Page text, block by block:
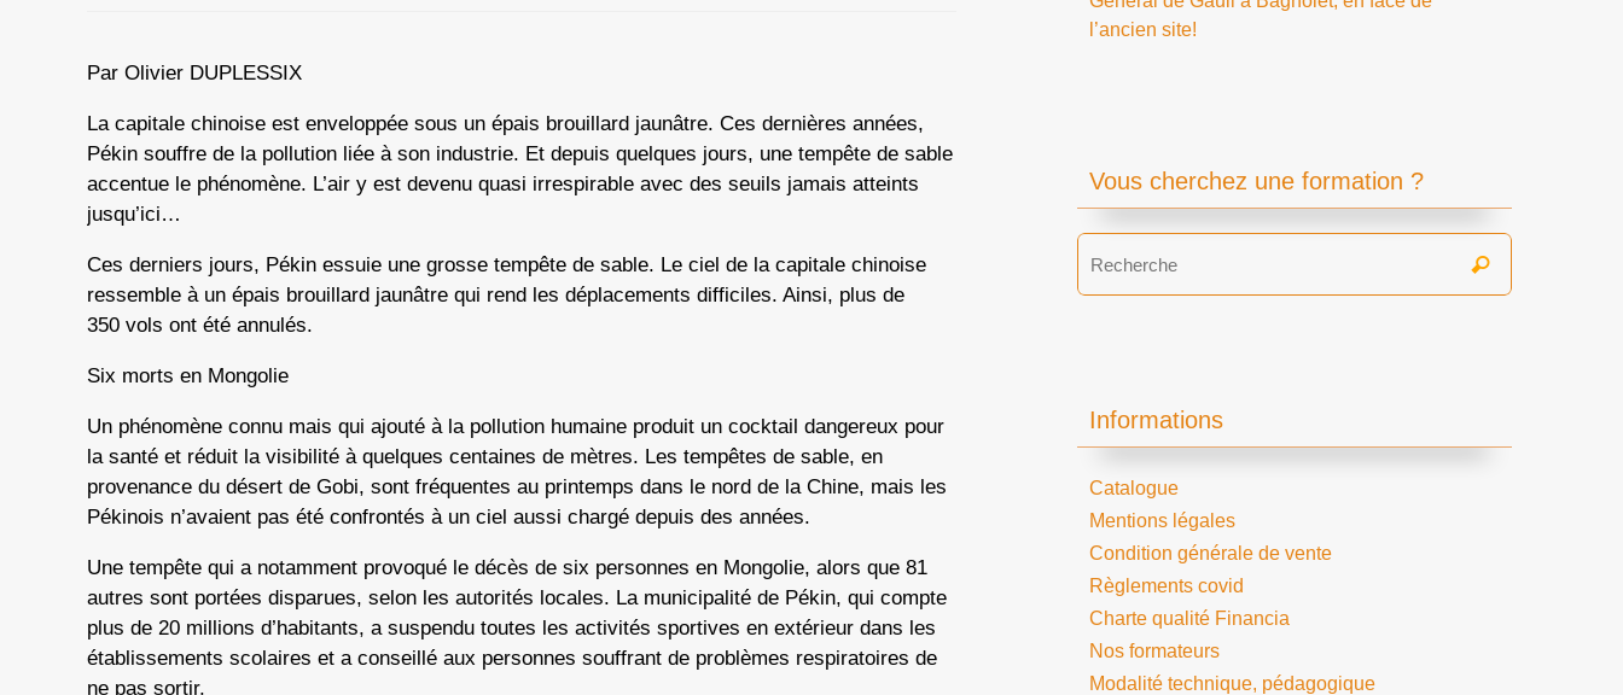
Par Olivier DUPLESSIX
La capitale chinoise est enveloppée sous un épais brouillard jaunâtre. Ces dernières années,
Pékin souffre de la pollution liée à son industrie. Et depuis quelques jours, une tempête de sable
accentue le phénomène. L’air y est devenu quasi irrespirable avec des seuils jamais atteints
jusqu’ici…
Ces derniers jours, Pékin essuie une grosse tempête de sable. Le ciel de la capitale chinoise
ressemble à un épais brouillard jaunâtre qui rend les déplacements difficiles. Ainsi, plus de
350 vols ont été annulés.
Six morts en Mongolie
Un phénomène connu mais qui ajouté à la pollution humaine produit un cocktail dangereux pour
la santé et réduit la visibilité à quelques centaines de mètres. Les tempêtes de sable, en
provenance du désert de Gobi, sont fréquentes au printemps dans le nord de la Chine, mais les
Pékinois n’avaient pas été confrontés à un ciel aussi chargé depuis des années.
Une tempête qui a notamment provoqué le décès de six personnes en Mongolie, alors que 81
autres sont portées disparues, selon les autorités locales. La municipalité de Pékin, qui compte
plus de 20 millions d’habitants, a suspendu toutes les activités sportives en extérieur dans les
établissements scolaires et a conseillé aux personnes souffrant de problèmes respiratoires de
ne pas sortir.
l’ancien site!
Vous cherchez une formation ?
Search
Recherche
Informations
Catalogue
Mentions légales
Condition générale de vente
Règlements covid
Charte qualité Financia
Nos formateurs
Modalité technique, pédagogique